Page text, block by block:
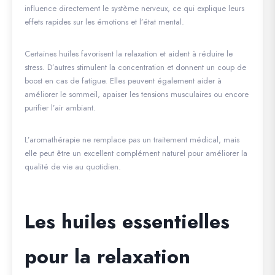
influence directement le système nerveux, ce qui explique leurs
effets rapides sur les émotions et l’état mental.
Certaines huiles favorisent la relaxation et aident à réduire le
stress. D’autres stimulent la concentration et donnent un coup de
boost en cas de fatigue. Elles peuvent également aider à
améliorer le sommeil, apaiser les tensions musculaires ou encore
purifier l’air ambiant.
L’aromathérapie ne remplace pas un traitement médical, mais
elle peut être un excellent complément naturel pour améliorer la
qualité de vie au quotidien.
Les huiles essentielles
pour la relaxation